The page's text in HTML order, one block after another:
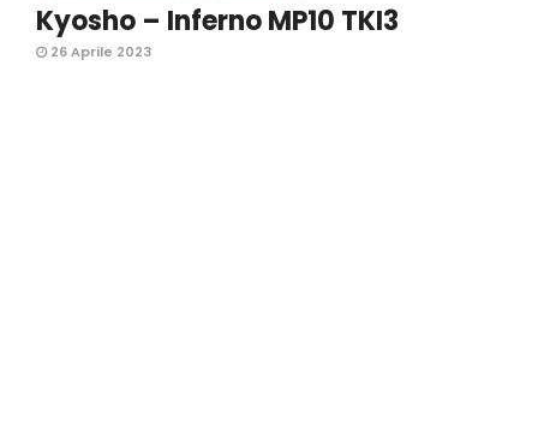
Kyosho – Inferno MP10 TKI3
26 Aprile 2023